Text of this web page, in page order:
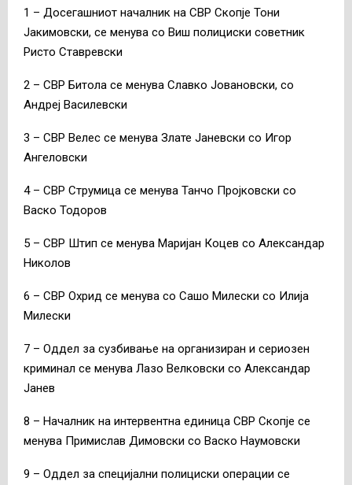
1 – Досегашниот началник на СВР Скопје Тони
Јакимовски, се менува со Виш полициски советник
Ристо Ставревски
2 – СВР Битола се менува Славко Јовановски, со
Андреј Василевски
3 – СВР Велес се менува Злате Јаневски со Игор
Ангеловски
4 – СВР Струмица се менува Танчо Пројковски со
Васко Тодоров
5 – СВР Штип се менува Маријан Коцев со Александар
Николов
6 – СВР Охрид се менува со Сашо Милески со Илија
Милески
7 – Оддел за сузбивање на организиран и сериозен
криминал се менува Лазо Велковски со Александар
Јанев
8 – Началник на интервентна единица СВР Скопје се
менува Примислав Димовски со Васко Наумовски
9 – Оддел за специјални полициски операции се